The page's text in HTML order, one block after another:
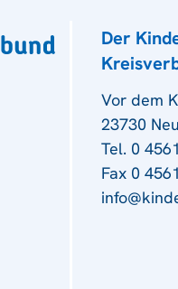
Der
Vor dem
23730
Tel. 0
Fax 0